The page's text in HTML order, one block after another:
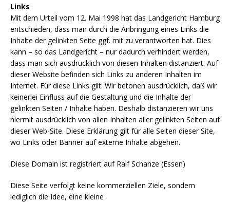
Links
Mit dem Urteil vom 12. Mai 1998 hat das Landgericht Hamburg
entschieden, dass man durch die Anbringung eines Links die
Inhalte der gelinkten Seite ggf. mit zu verantworten hat. Dies
kann – so das Landgericht – nur dadurch verhindert werden,
dass man sich ausdrücklich von diesen Inhalten distanziert. Auf
dieser Website befinden sich Links zu anderen Inhalten im
Internet. Für diese Links gilt: Wir betonen ausdrücklich, daß wir
keinerlei Einfluss auf die Gestaltung und die Inhalte der
gelinkten Seiten / Inhalte haben. Deshalb distanzieren wir uns
hiermit ausdrücklich von allen Inhalten aller gelinkten Seiten auf
dieser Web-Site. Diese Erklärung gilt für alle Seiten dieser Site,
wo Links oder Banner auf externe Inhalte abgehen.
Diese Domain ist registriert auf Ralf Schanze (Essen)
Diese Seite verfolgt keine kommerziellen Ziele, sondern
lediglich die Idee, eine kleine